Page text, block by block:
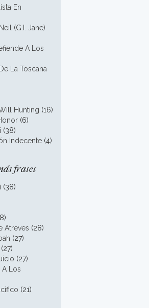
En
(G.I. Jane)
A Los
La Toscana
Hunting (16)
(6)
(38)
Indecente (4)
frases
(38)
Atreves (28)
(27)
(27)
(27)
A Los
(21)